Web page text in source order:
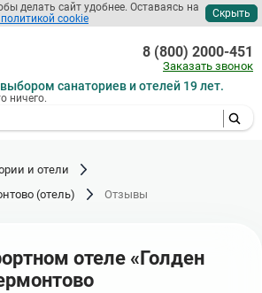
делать сайт удобнее. Оставаясь на
cookie Скрыть
санаториев и отелей 19 лет.
ничего.
8 (800) 2000-451
Заказать звонок
и отели
(отель)
Отзывы
отеле «Голден